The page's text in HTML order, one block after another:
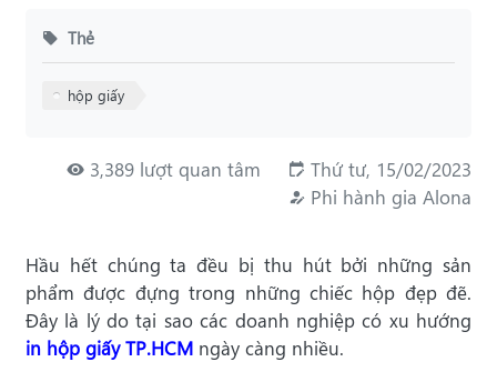
3,389 lượt quan tâm
Thứ tư, 15/02/2023
Phi hành gia Alona
Hầu hết chúng ta đều bị thu hút bởi những sản
phẩm được đựng trong những chiếc hộp đẹp đẽ.
Đây là lý do tại sao các doanh nghiệp có xu hướng
in hộp giấy TP.HCM ngày càng nhiều.
Thẻ
hộp giấy